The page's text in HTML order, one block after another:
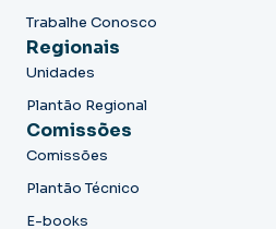
Trabalhe Conosco
Regionais
Unidades
Plantão Regional
Comissões
Comissões
Plantão Técnico
E-books